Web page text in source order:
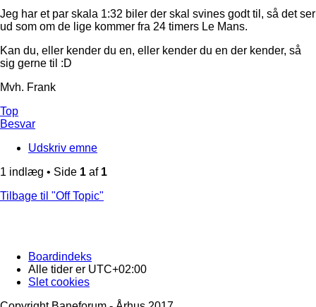
Jeg har et par skala 1:32 biler der skal svines godt til, så det ser
ud som om de lige kommer fra 24 timers Le Mans.
Kan du, eller kender du en, eller kender du en der kender, så
sig gerne til :D
Mvh. Frank
Top
Besvar
Udskriv emne
1 indlæg • Side 1 af 1
Tilbage til "Off Topic"
Boardindeks
Alle tider er UTC+02:00
Slet cookies